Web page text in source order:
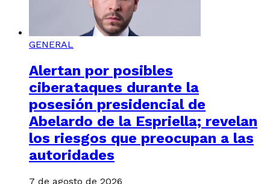
GENERAL
Alertan por posibles
ciberataques durante la
posesión presidencial de
Abelardo de la Espriella; revelan
los riesgos que preocupan a las
autoridades
7 de agosto de 2026